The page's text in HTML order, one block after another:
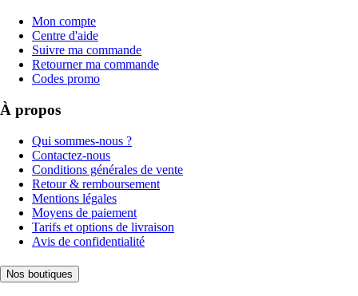
Mon compte
Centre d'aide
Suivre ma commande
Retourner ma commande
Codes promo
À propos
Qui sommes-nous ?
Contactez-nous
Conditions générales de vente
Retour & remboursement
Mentions légales
Moyens de paiement
Tarifs et options de livraison
Avis de confidentialité
Nos boutiques